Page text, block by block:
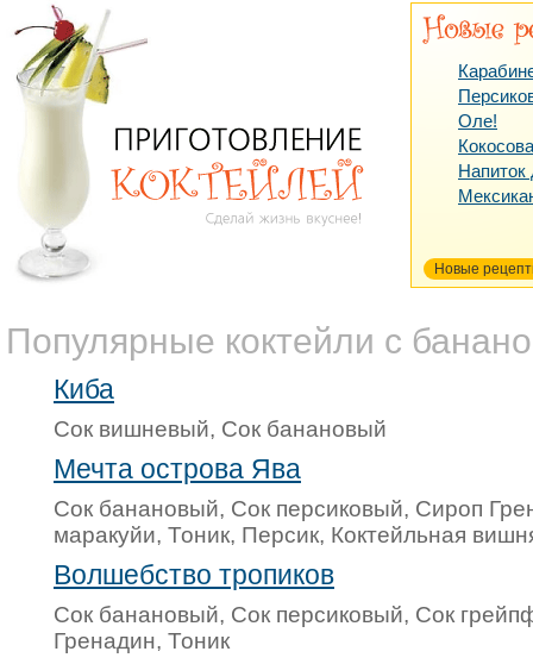
Оле!
Напиток
Новые
Популярные коктейли с
Киба
Сок вишневый, Сок банановый
Мечта острова Ява
Сок банановый, Сок персиковый, Сироп
маракуйи, Тоник, Персик, Коктейльная
Волшебство тропиков
Сок банановый, Сок персиковый, Сок
Гренадин, Тоник